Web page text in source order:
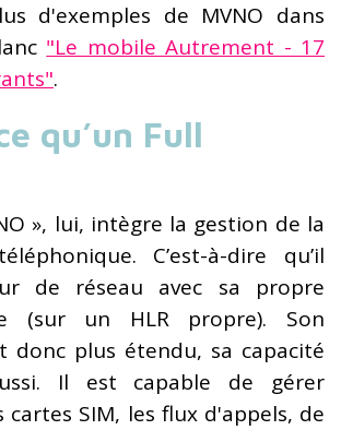
d'exemples de MVNO dans
"Le mobile Autrement - 17
.
qu’un Full
», lui, intègre la gestion de la
C’est-à-dire qu’il
de réseau avec sa propre
(sur un HLR propre). Son
donc plus étendu, sa capacité
Il est capable de gérer
cartes SIM, les flux d'appels, de